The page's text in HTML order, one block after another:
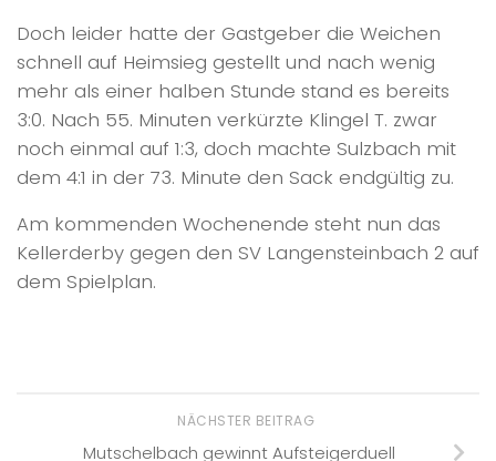
Doch leider hatte der Gastgeber die Weichen
schnell auf Heimsieg gestellt und nach wenig
mehr als einer halben Stunde stand es bereits
3:0. Nach 55. Minuten verkürzte Klingel T. zwar
noch einmal auf 1:3, doch machte Sulzbach mit
dem 4:1 in der 73. Minute den Sack endgültig zu.
Am kommenden Wochenende steht nun das
Kellerderby gegen den SV Langensteinbach 2 auf
dem Spielplan.
NÄCHSTER BEITRAG
Mutschelbach gewinnt Aufsteigerduell